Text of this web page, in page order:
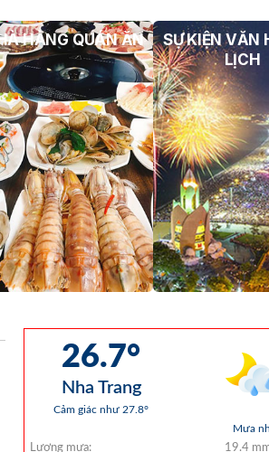
NỘI QUY BẾN THỦY NỘI ĐỊA
NỘI QUY BẾN THỦY NỘI ĐỊA
DU LỊCH NHA TRANG
QUYẾT ĐỊNH 939/QĐ-VNT
Công Khai Thực Hiện Dự
Chi Ngân Sách 6 Tháng Đầu
QUYẾT ĐỊNH 938/QĐ-VNT
Điều Chỉnh Phụ Lục Ban
Theo Quyết Định Số 479/
Ngày 07/04/2026
QUYẾT ĐỊNH 903/QĐ-VNT
Công Khai Thực Hiện Dự
Các Yếu Tố Để Ước Tính
Thu Phát Triển, Ước Tính
Phát Triển Của Thửa Đất, Khu
Xác Định Giá Đất Theo
Thặng Dư Và Các Yếu Tố Ảnh
Đến Giá Đất Khi Xác Định Giá
HÀNG QUÁN ĂN
SỰ KIỆN VĂN
LỊCH